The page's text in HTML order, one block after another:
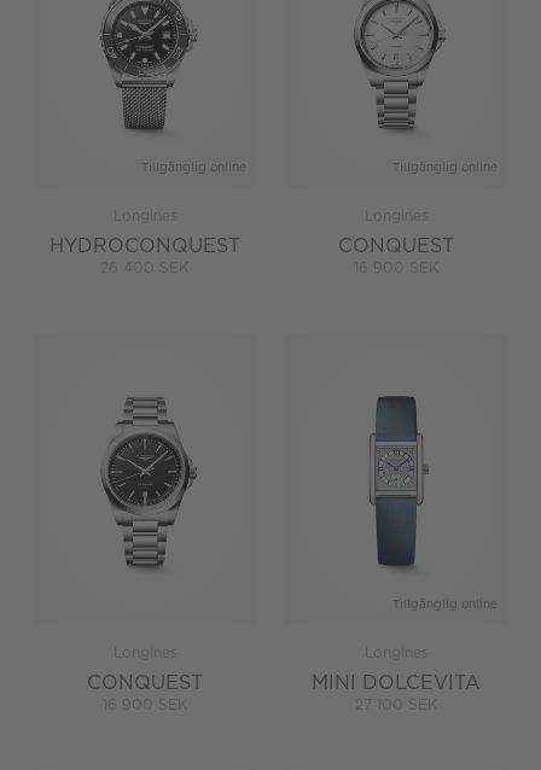
Tillgänglig online
Longines
HYDROCONQUEST
26 400 SEK
Tillgänglig online
Longines
CONQUEST
16 900 SEK
Longines
CONQUEST
16 900 SEK
Tillgänglig online
Longines
MINI DOLCEVITA
27 100 SEK